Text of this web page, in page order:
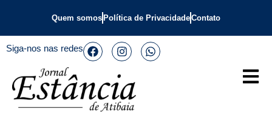
Quem somos Política de PrivacidadeContato
Siga-nos nas redes